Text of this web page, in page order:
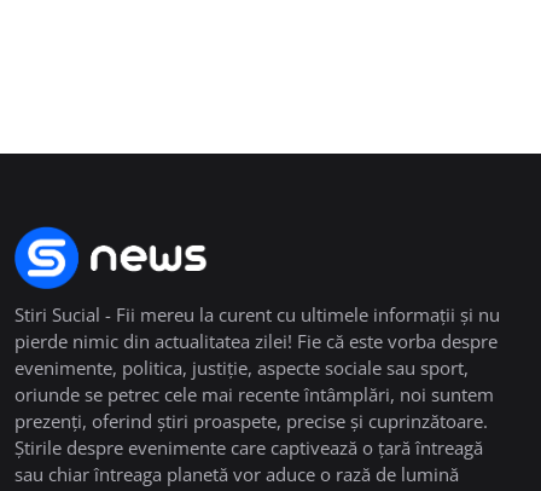
Stiri Sucial - Fii mereu la curent cu ultimele informații și nu
pierde nimic din actualitatea zilei! Fie că este vorba despre
evenimente, politica, justiție, aspecte sociale sau sport,
oriunde se petrec cele mai recente întâmplări, noi suntem
prezenți, oferind știri proaspete, precise și cuprinzătoare.
Știrile despre evenimente care captivează o țară întreagă
sau chiar întreaga planetă vor aduce o rază de lumină